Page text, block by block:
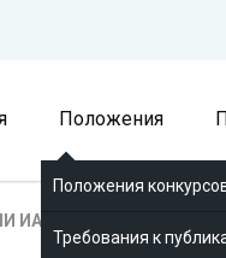
Положения
Положения
Требования к
ИА № ФС77-8039
информационных